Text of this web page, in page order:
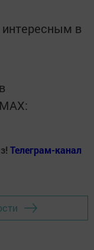
в
Телеграм-канал